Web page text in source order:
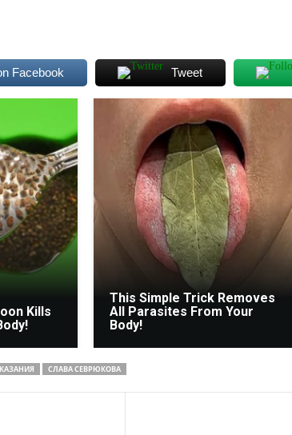
Facebook Tweet
Kills
This Simple Trick Removes
All Parasites From Your
Body!
СЛАВА СЕВРЮКОВА